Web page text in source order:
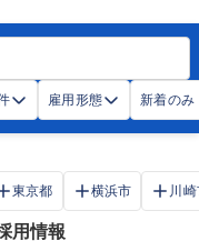
雇用形態 新着のみ
東京都 横浜市 川
用情報